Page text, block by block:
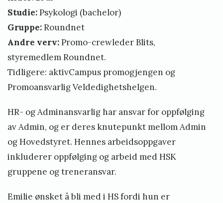
Studie:Psykologi (bachelor)
Gruppe:Roundnet
Andre verv:Promo-crewleder Blits,
styremedlem Roundnet.
Tidligere: aktivCampus promogjengen og
Promoansvarlig Veldedighetshelgen.
HR- og Adminansvarlig har ansvar for oppfølging
av Admin, og er deres knutepunkt mellom Admin
og Hovedstyret. Hennes arbeidsoppgaver
inkluderer oppfølging og arbeid med HSK
gruppene og treneransvar.
Emilie ønsket å bli med i HS fordi hun er